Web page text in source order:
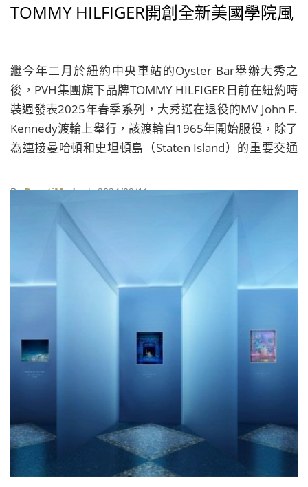
TOMMY HILFIGER開創全新美國學院風
繼今年二月於紐約中央車站的Oyster Bar舉辦大秀之
後，PVH集團旗下品牌TOMMY HILFIGER日前在紐約時
裝週發表2025年春季系列，大秀選在退役的MV John F.
Kennedy渡輪上舉行，該渡輪自1965年開始服役，除了
為連接曼哈頓和史坦頓島（Staten Island）的重要交通
該渡輪化身為走秀場地，展現了設計師對海洋生活的熱
愛和對歷史的致敬，並為品牌標誌性的紅、白、藍色調
注入大膽的海洋元素。
ByBeautiMode| 2024/09/11